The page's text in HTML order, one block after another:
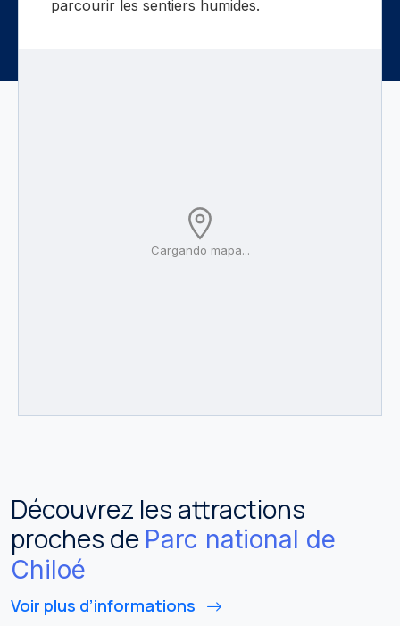
Cargando mapa...
parcourir les sentiers humides.
Découvrez les attractions
proches de Parc national de
Chiloé
Voir plus d’informations